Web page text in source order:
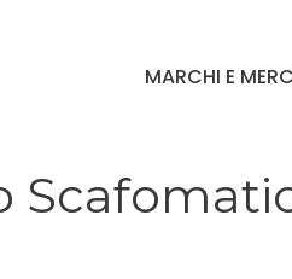
MARCHI E